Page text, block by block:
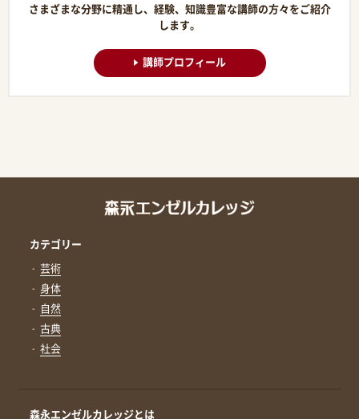
さまざまな分野に精通し、経験、知識豊富な講師の方々をご紹介
します。
講師プロフィール
カテゴリー
芸術
身体
自然
古典
社会
森永エンゼルカレッジとは